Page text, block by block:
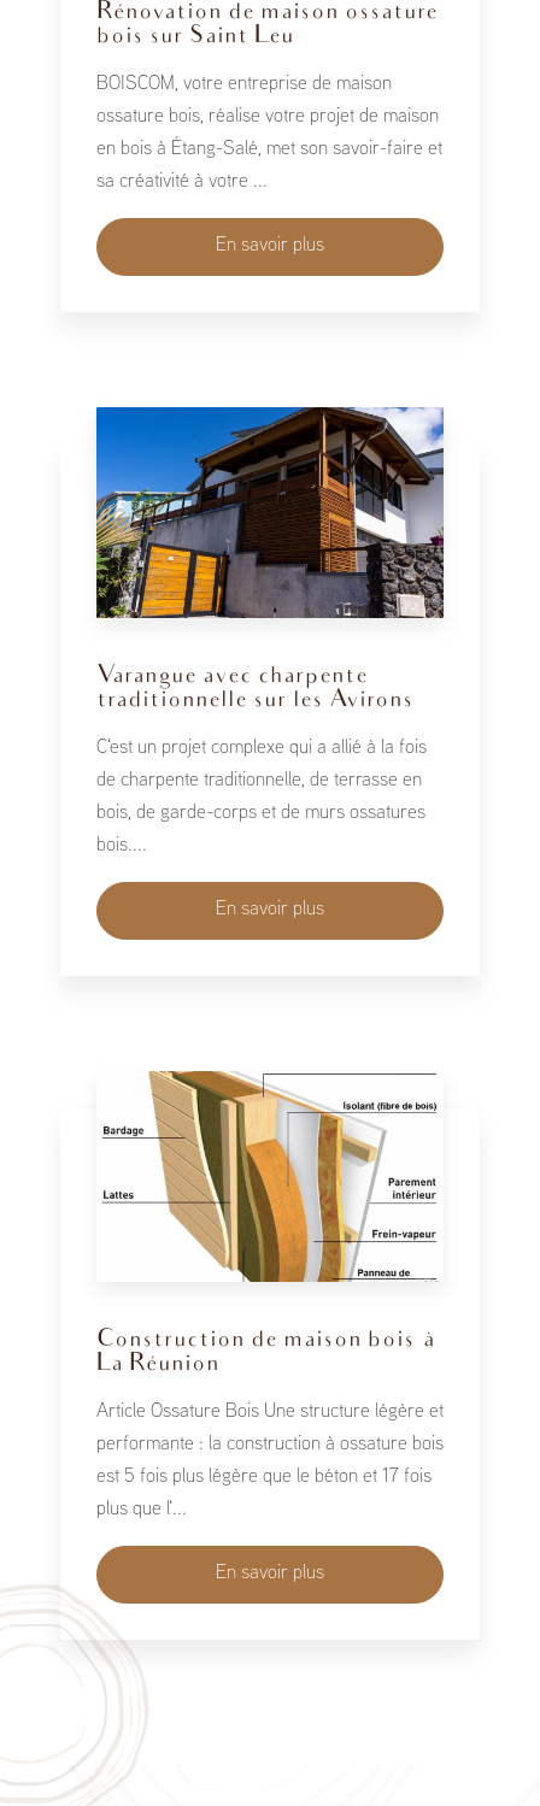
Rénovation de maison ossature
bois sur Saint Leu
BOISCOM, votre entreprise de maison
ossature bois, réalise votre projet de maison
en bois à Étang-Salé, met son savoir-faire et
sa créativité à votre ...
En savoir plus
Varangue avec charpente
traditionnelle sur les Avirons
C'est un projet complexe qui a allié à la fois
de charpente traditionnelle, de terrasse en
bois, de garde-corps et de murs ossatures
bois....
En savoir plus
Construction de maison bois à
La Réunion
Article Ossature Bois Une structure légère et
performante : la construction à ossature bois
est 5 fois plus légère que le béton et 17 fois
plus que l'...
En savoir plus